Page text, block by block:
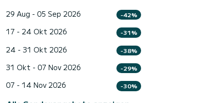
29 Aug - 05 Sep 2026 -42%
17 - 24 Okt 2026 -31%
24 - 31 Okt 2026 -38%
31 Okt - 07 Nov 2026 -29%
07 - 14 Nov 2026 -30%